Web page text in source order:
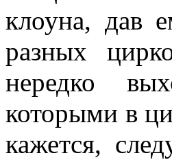
клоуна, дав
раз­ных
нередко
которыми в
кажется,